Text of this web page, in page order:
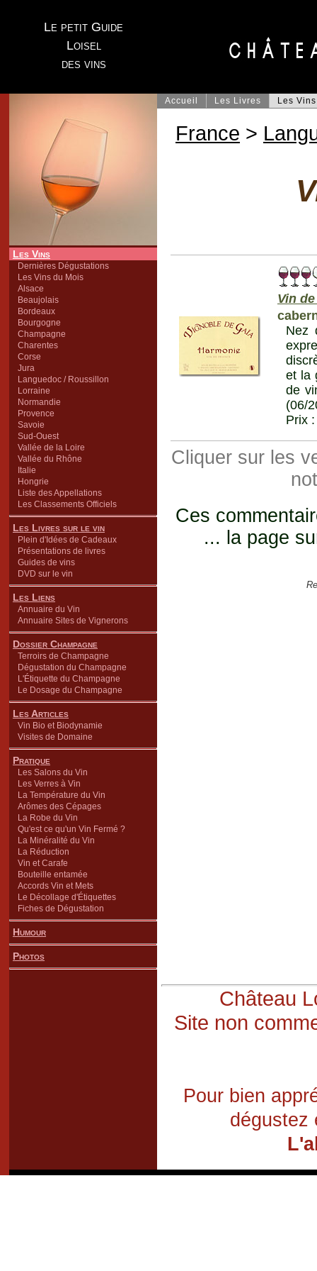
Le petit Guide
Loisel
des vins
Les Vins
Dernières Dégustations
Les Vins du Mois
Alsace
Beaujolais
Bordeaux
Bourgogne
Champagne
Charentes
Corse
Jura
Languedoc / Roussillon
Lorraine
Normandie
Provence
Savoie
Sud-Ouest
Vallée de la Loire
Vallée du Rhône
Italie
Hongrie
Liste des Appellations
Les Classements Officiels
Les Livres sur le vin
Plein d'Idées de Cadeaux
Présentations de livres
Guides de vins
DVD sur le vin
Les Liens
Annuaire du Vin
Annuaire Sites de Vignerons
Dossier Champagne
Terroirs de Champagne
Dégustation du Champagne
L'Étiquette du Champagne
Le Dosage du Champagne
Les Articles
Vin Bio et Biodynamie
Visites de Domaine
Pratique
Les Salons du Vin
Les Verres à Vin
La Température du Vin
Arômes des Cépages
La Robe du Vin
Qu'est ce qu'un Vin Fermé ?
La Minéralité du Vin
La Réduction
Vin et Carafe
Bouteille entamée
Accords Vin et Mets
Le Décollage d'Étiquettes
Fiches de Dégustation
Humour
Photos
Accueil Les Livres Les Vins
France >
Vin
Nez
et la
de
(06/
Prix
Cliquer sur les
Ces
... la page
Château
Site non
Pour bien
dégustez